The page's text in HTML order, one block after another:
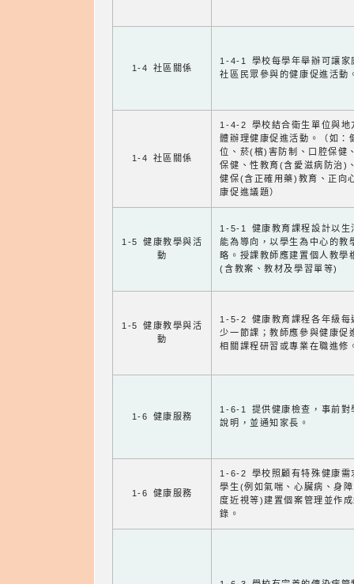
1-4 社區關係
1-4-1 學校每學年舉辦可讓家
社區民眾參與的健康促進活動
1-4 社區關係
1-4-2 學校結合衛生單位與地
體辦理健康促進活動。（如：
位、菸(檳)害防制、口腔保健
保健、性教育(含愛滋病防治)
健保(含正確用藥)教育、正向
康促進議題）
1-5 健康教學與活
動
1-5-1 健康教育課程設計以生
能為導向，以學生為中心的教
略。授課教師應建置個人教學
(含教案、教材及學習單等)
1-5 健康教學與活
動
1-5-2 健康教育課程各年級每
少一節課；教師應參與健康促
相關課程研習或專業在職進修
1-6 健康服務
1-6-1 提供健康檢查，事前對
說明，並通知家長。
1-6 健康服務
1-6-2 學校照顧有特殊健康需
學生(例如氣喘、心臟病、身
度近視等)建置個案管理並作
錄。